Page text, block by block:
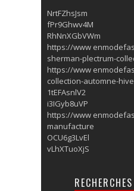
NrtFZhsJsm
fPr9Ghwv4M
RhNnXGbVWm
https://www
sherman-plectrum-
https://www
collection-automne-
1tEFAsnlV2
i3IGyb8uVP
https://www
manufacture
OCU6g3LvEl
vLhXTuoXjS